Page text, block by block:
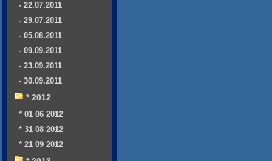
- 22.07.2011
- 29.07.2011
- 05.08.2011
- 09.09.2011
- 23.09.2011
- 30.09.2011
* 2012
* 01 06 2012
* 31 08 2012
* 21 09 2012